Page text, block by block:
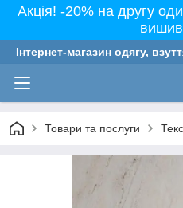
Акція! -20% на другу
Інтернет-магазин одягу,
Товари та послуги